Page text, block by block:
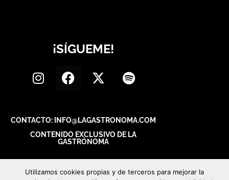
¡SÍGUEME!
CONTACTO: INFO@LAGASTRONOMA.COM
CONTENIDO EXCLUSIVO DE LA
GASTRÓNOMA
Utilizamos cookies propias y de terceros para mejorar la